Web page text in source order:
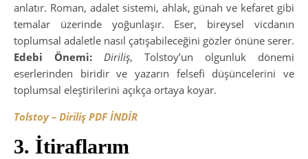
anlatır. Roman, adalet sistemi, ahlak, günah ve kefaret gibi
temalar üzerinde yoğunlaşır. Eser, bireysel vicdanın
toplumsal adaletle nasıl çatışabileceğini gözler önüne serer.
Edebi Önemi:
Diriliş, Tolstoy’un olgunluk dönemi
eserlerinden biridir ve yazarın felsefi düşüncelerini ve
toplumsal eleştirilerini açıkça ortaya koyar.
Tolstoy – Diriliş PDF İNDİR
3. İtiraflarım